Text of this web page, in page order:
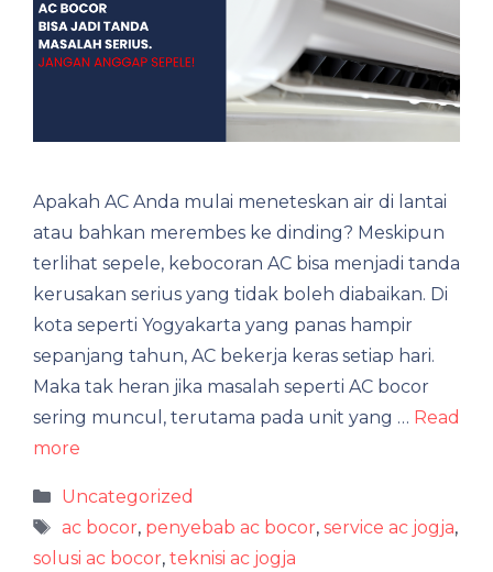
Apakah AC Anda mulai meneteskan air di lantai
atau bahkan merembes ke dinding? Meskipun
terlihat sepele, kebocoran AC bisa menjadi tanda
kerusakan serius yang tidak boleh diabaikan. Di
kota seperti Yogyakarta yang panas hampir
sepanjang tahun, AC bekerja keras setiap hari.
Maka tak heran jika masalah seperti AC bocor
sering muncul, terutama pada unit yang … Read
more
Categories
Uncategorized
Tags
ac bocor, penyebab ac bocor, service ac jogja,
solusi ac bocor, teknisi ac jogja